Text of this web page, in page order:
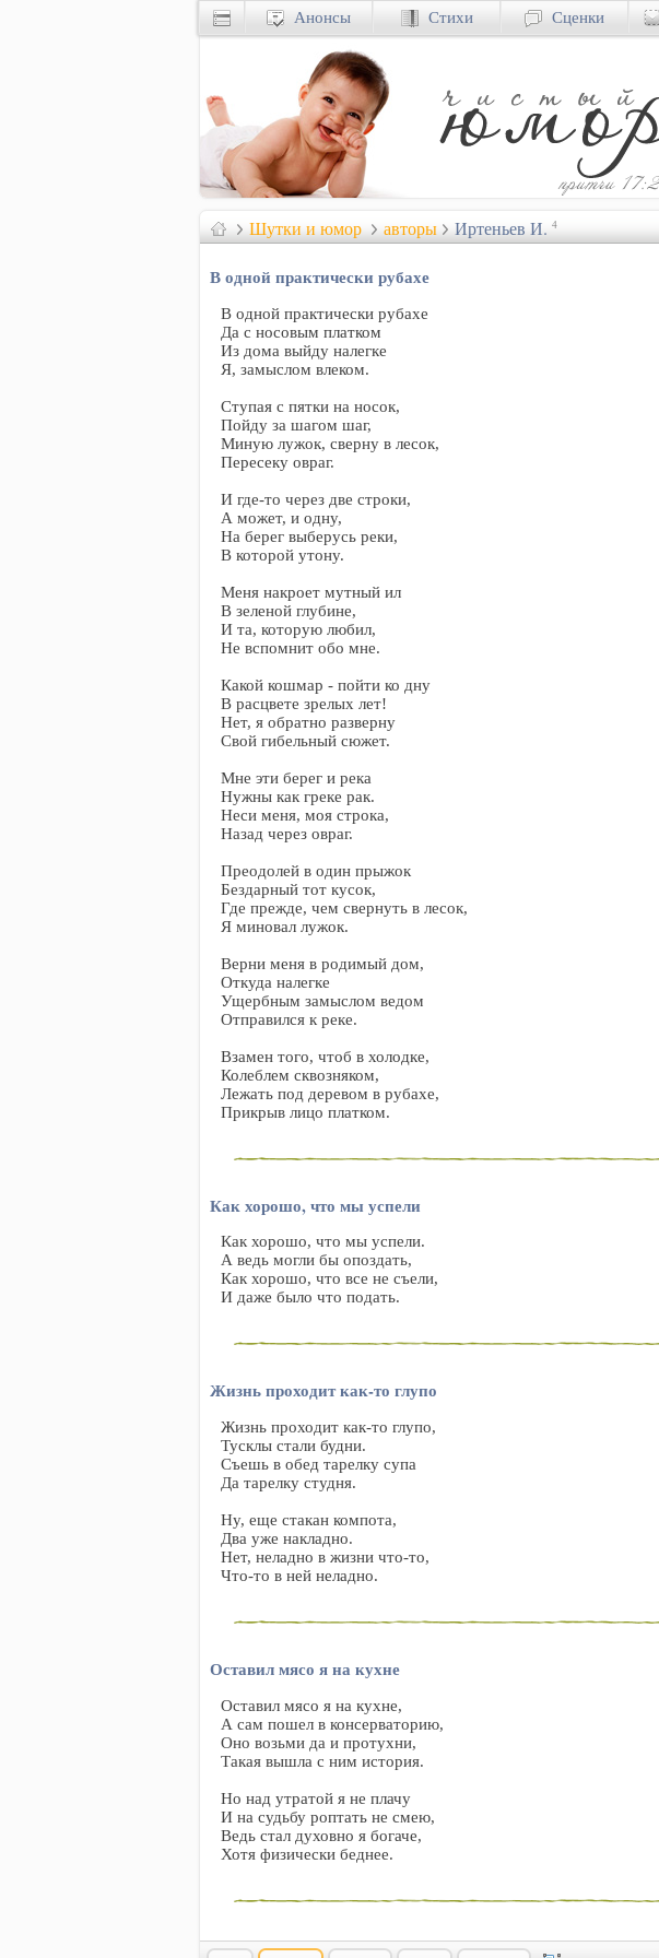
Шутки и юмор авторы Иртеньев И. 4
В одной практически рубахе
В одной практически рубахе
Да с носовым платком
Из дома выйду налегке
Я, замыслом влеком.
Ступая с пятки на носок,
Пойду за шагом шаг,
Миную лужок, сверну в лесок,
Пересеку овраг.
И где-то через две строки,
А может, и одну,
На берег выберусь реки,
В которой утону.
Меня накроет мутный ил
В зеленой глубине,
И та, которую любил,
Не вспомнит обо мне.
Какой кошмар - пойти ко дну
В расцвете зрелых лет!
Нет, я обратно разверну
Свой гибельный сюжет.
Мне эти берег и река
Нужны как греке рак.
Неси меня, моя строка,
Назад через овраг.
Преодолей в один прыжок
Бездарный тот кусок,
Где прежде, чем свернуть в лесок,
Я миновал лужок.
Верни меня в родимый дом,
Откуда налегке
Ущербным замыслом ведом
Отправился к реке.
Взамен того, чтоб в холодке,
Колеблем сквозняком,
Лежать под деревом в рубахе,
Прикрыв лицо платком.
Как хорошо, что мы успели
Как хорошо, что мы успели.
А ведь могли бы опоздать,
Как хорошо, что все не съели,
И даже было что подать.
Жизнь проходит как-то глупо
Жизнь проходит как-то глупо,
Тусклы стали будни.
Съешь в обед тарелку супа
Да тарелку студня.
Ну, еще стакан компота,
Два уже накладно.
Нет, неладно в жизни что-то,
Что-то в ней неладно.
Оставил мясо я на кухне
Оставил мясо я на кухне,
А сам пошел в консерваторию,
Оно возьми да и протухни,
Такая вышла с ним история.
Но над утратой я не плачу
И на судьбу роптать не смею,
Ведь стал духовно я богаче,
Хотя физически беднее.
Анонсы Стихи Сценки